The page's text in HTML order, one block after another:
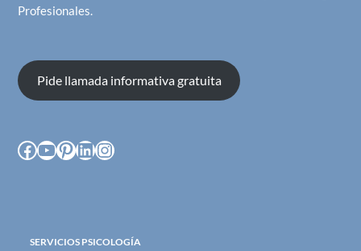
Profesionales.
Pide llamada informativa gratuita
Facebook
YouTube
Pinterest
LinkedIn
Instagram
SERVICIOS PSICOLOGÍA